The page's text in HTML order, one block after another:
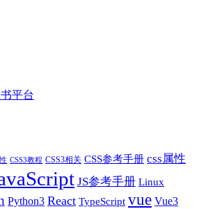
平台
CSS3教程 CSS3相关 CSS参考手册 css属性
JS参考手册 Linux
Python3 React TypeScript vue Vue3